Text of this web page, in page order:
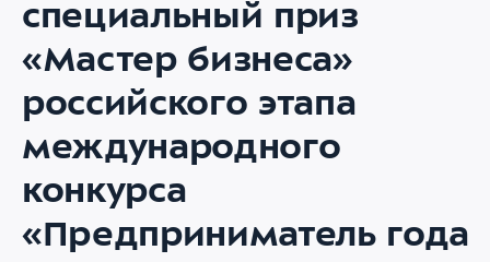
специальный приз
«Мастер бизнеса»
российского этапа
международного
конкурса
«Предприниматель года